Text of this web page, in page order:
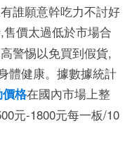
誰願意幹吃力不討好
售價太過低於市場合
警惕以免買到假貨,
體健康。據數據統計
格在國內市場上整
元-1800元每一板/10